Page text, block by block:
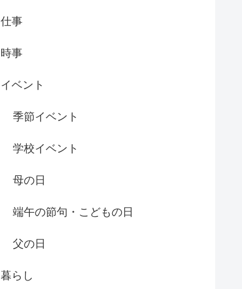
仕事
時事
イベント
季節イベント
学校イベント
母の日
端午の節句・こどもの日
父の日
暮らし